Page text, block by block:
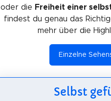
oder die Freiheit einer
findest du genau das
mehr über die
Einzelne
Selbst